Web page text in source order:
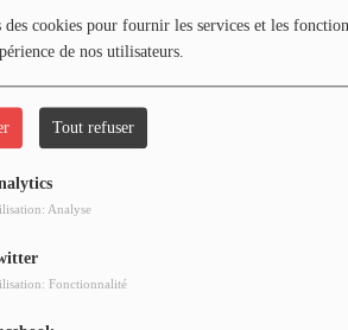
cookies pour fournir les services et les
de nos utilisateurs.
Tout refuser
Analyse
Fonctionnalité